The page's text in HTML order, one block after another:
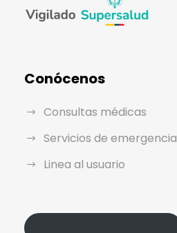
Conócenos
Consultas médicas
Servicios de emergencia
Linea al usuario